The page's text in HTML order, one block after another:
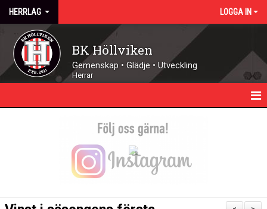
HERRLAG LOGGA IN
BK Höllviken
Gemenskap • Glädje • Utveckling
Herrar